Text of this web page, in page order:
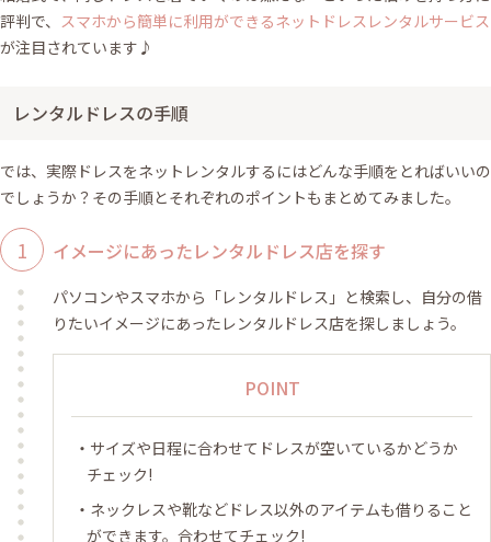
評判で、 スマホから簡単に利用ができるネットドレスレンタルサービス
が注目されています♪
レンタルドレスの手順
では、実際ドレスをネットレンタルするにはどんな手順をとればいいの
でしょうか？その手順とそれぞれのポイントもまとめてみました。
イメージにあったレンタルドレス店を探す
パソコンやスマホから「レンタルドレス」と検索し、自分の借
りたいイメージにあったレンタルドレス店を探しましょう。
POINT
サイズや日程に合わせてドレスが空いているかどうか
チェック!
ネックレスや靴などドレス以外のアイテムも借りること
ができます。合わせてチェック!